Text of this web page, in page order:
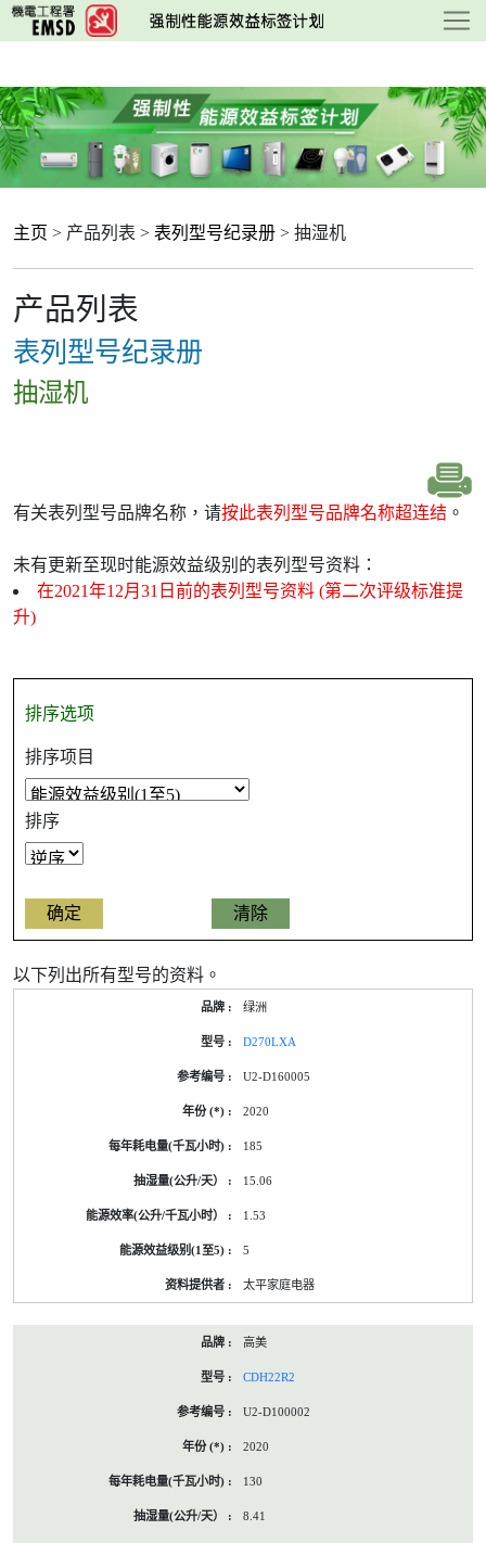
跳
至
要
内
容
主页 > 产品列表 > 表列型号纪录册 > 抽湿机
产品列表
表列型号纪录册
抽湿机
有关表列型号品牌名称，请按此表列型号品牌名称超连结 。
未有更新至现时能源效益级别的表列型号资料：
在2021年12月31日前的表列型号资料 (第二次评级标准提
升)
排序选项
排序项目
排序
以下列出所有型号的资料。
绿洲
D270LXA
U2-D160005
2020
185
15.06
1.53
5
太平家庭电器
高美
CDH22R2
U2-D100002
2020
130
8.41